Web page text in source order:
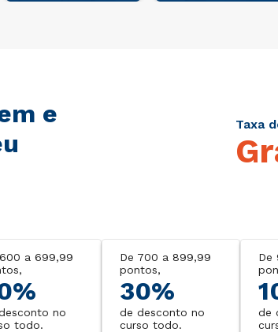
e
Taxa
a 699,99
no
todo.
De 700 a 899,99
pontos,
30%
de desconto no
curso todo.
De
de